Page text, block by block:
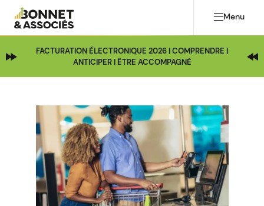
Menu
FACTURATION ÉLECTRONIQUE 2026 | COMPRENDRE |
ANTICIPER | ÊTRE ACCOMPAGNÉ